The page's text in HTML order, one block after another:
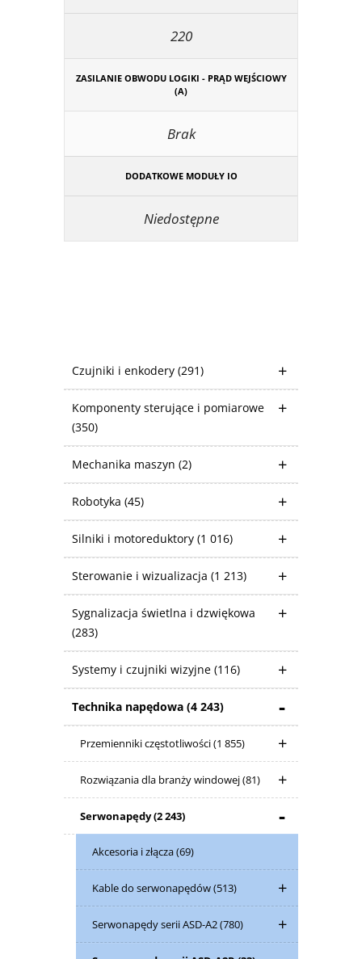
Czujniki i enkodery (291)
Komponenty sterujące i pomiarowe
(350)
Mechanika maszyn (2)
Robotyka (45)
Silniki i motoreduktory (1 016)
Sterowanie i wizualizacja (1 213)
Sygnalizacja świetlna i dzwiękowa
(283)
Systemy i czujniki wizyjne (116)
Technika napędowa (4 243)
Przemienniki częstotliwości(1 855)
Rozwiązania dla branży windowej(81)
Serwonapędy(2 243)
Akcesoria i złącza(69)
Kable do serwonapędów(513)
Serwonapędy serii ASD-A2(780)
220
ZASILANIE OBWODU LOGIKI - PRĄD WEJŚCIOWY
(A)
Brak
DODATKOWE MODUŁY IO
Niedostępne